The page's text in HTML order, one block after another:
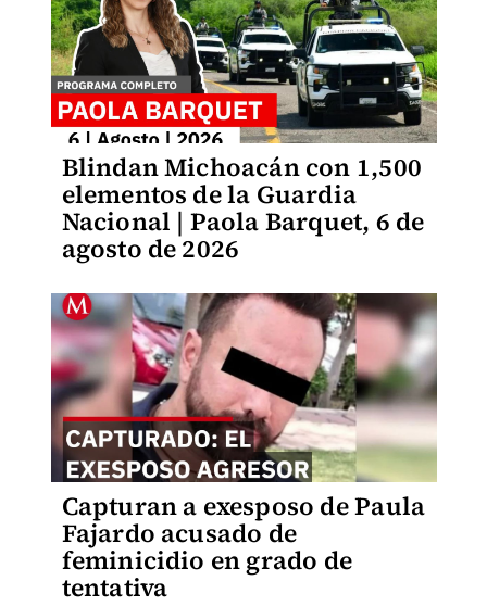
Blindan Michoacán con 1,500
elementos de la Guardia
Nacional | Paola Barquet, 6 de
agosto de 2026
Capturan a exesposo de Paula
Fajardo acusado de
feminicidio en grado de
tentativa